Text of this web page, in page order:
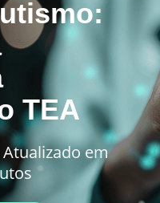
TEA
Atualizado em